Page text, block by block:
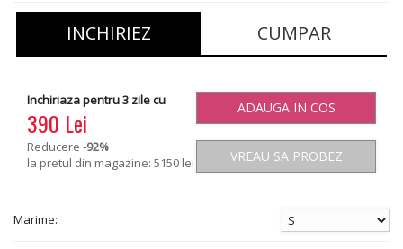
INCHIRIEZ CUMPAR
Inchiriaza pentru 3 zile cu
390 Lei
Reducere -92%
la pretul din magazine: 5150 lei
ADAUGA IN COS
VREAU SA PROBEZ
Marime: